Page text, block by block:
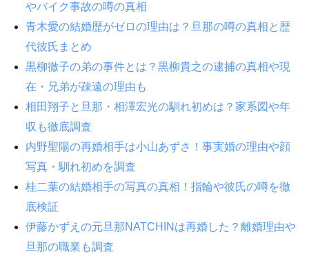
やバイク事故の噂の真相
青木愛の結婚歴がゼロの理由は？旦那の噂の真相と歴
代彼氏まとめ
黒柳徹子の弟の事件とは？黒柳貴之の逮捕の真相や現
在・兄弟が疎遠の理由も
相田翔子と旦那・相澤宏光の馴れ初めは？家系図や年
収も徹底調査
内野聖陽の再婚相手は小山あずさ！事実婚の理由や顔
写真・馴れ初めを調査
桂二葉の結婚相手の写真の真相！指輪や彼氏の噂を徹
底検証
伊藤かずえの元旦那NATCHINは再婚した？離婚理由や
旦那の職業も調査